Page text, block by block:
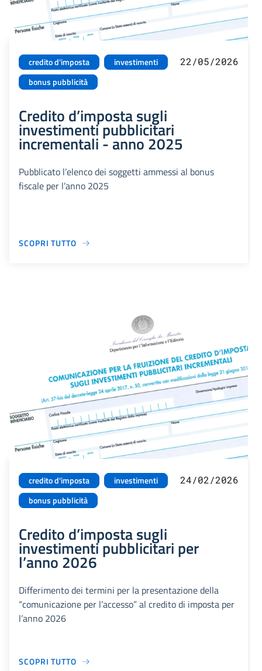
credito d'imposta
investimenti
bonus pubblicità
22/05/2026
Credito d’imposta sugli
investimenti pubblicitari
incrementali - anno 2025
Pubblicato l’elenco dei soggetti ammessi al bonus
fiscale per l’anno 2025
SCOPRI TUTTO
credito d'imposta
investimenti
bonus pubblicità
24/02/2026
Credito d’imposta sugli
investimenti pubblicitari per
l’anno 2026
Differimento dei termini per la presentazione della
“comunicazione per l’accesso” al credito di imposta per
l’anno 2026
SCOPRI TUTTO